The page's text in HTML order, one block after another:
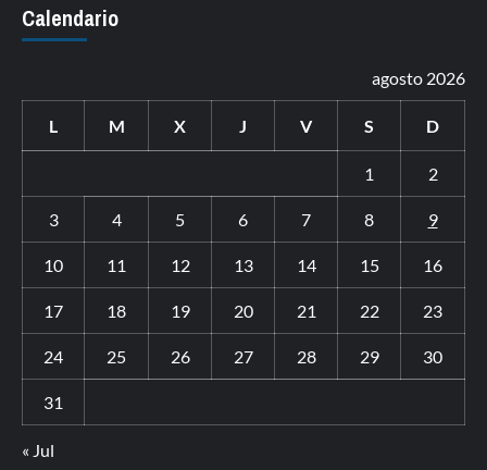
Calendario
agosto 2026
L M X J V S D
1 2
3 4 5 6 7 8 9
10 11 12 13 14 15 16
17 18 19 20 21 22 23
24 25 26 27 28 29 30
31
« Jul